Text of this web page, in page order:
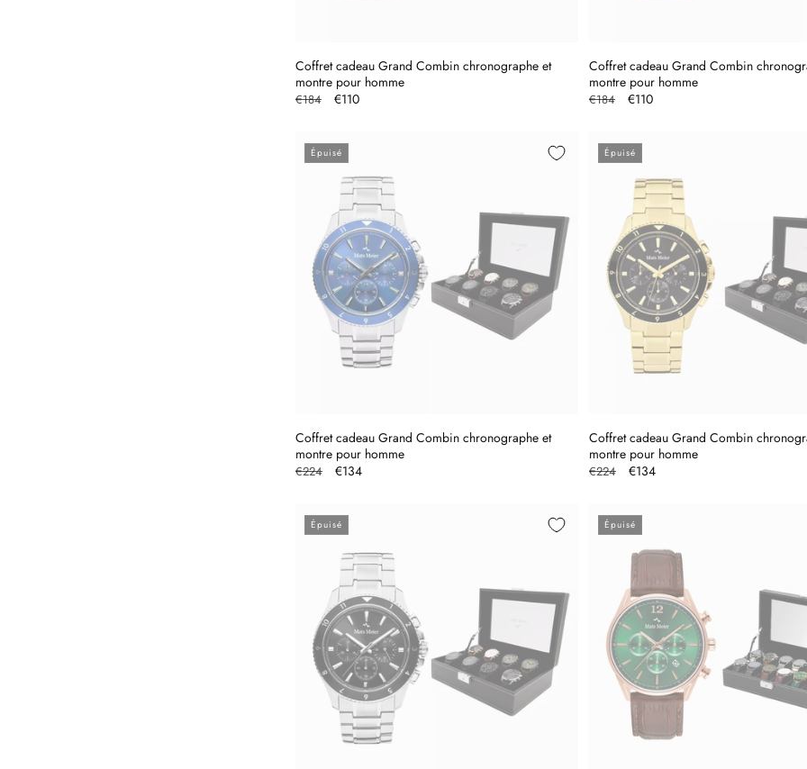
Coffret cadeau Grand Combin chronographe et
montre pour homme
Prix
€184
Prix
€110
Coffret cadeau Grand Combin
montre pour homme
Prix
€184
Prix
€110
Épuisé
Coffret cadeau Grand Combin chronographe et
montre pour homme
Prix
€224
Prix
€134
Épuisé
Coffret cadeau Grand Combin
montre pour homme
Prix
€224
Prix
€134
Épuisé Épuisé